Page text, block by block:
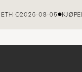
O2026-08-05 KJØPER